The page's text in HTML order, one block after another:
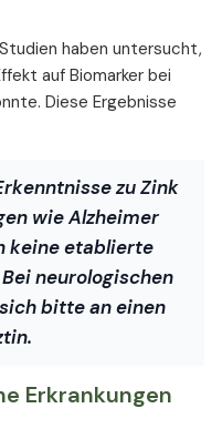
haben untersucht,
auf Biomarker bei
Diese Ergebnisse
zu Zink
wie Alzheimer
keine etablierte
neurologischen
bitte an einen
Erkrankungen